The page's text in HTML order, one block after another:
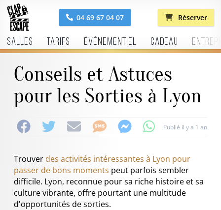
04 69 67 04 07 Réserver
Salles Tarifs Événementiel Cadeau
Conseils et Astuces
pour les Sorties à Lyon
Publié il y a 1 an
Trouver des activités intéressantes à Lyon pour
passer de bons moments peut parfois sembler
difficile. Lyon, reconnue pour sa riche histoire et sa
culture vibrante, offre pourtant une multitude
d'opportunités de sorties.